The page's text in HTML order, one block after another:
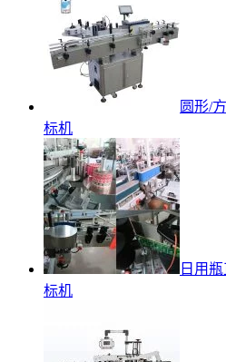
圆形/
标机
日用
标机